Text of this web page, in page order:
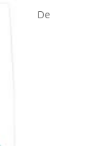
De